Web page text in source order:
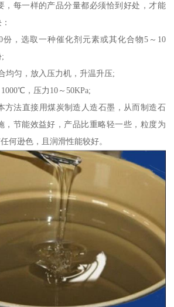
，每一样的产品分量都必须恰到好处，才能
份，选取一种催化剂元素或其化合物5～10
均匀，放入压力机，升温升压;
，压力10～50KPa;
方法直接用煤炭制造人造石墨，从而制造石
，节能效益好，产品比重略轻一些，粒度为
何逊色，且润滑性能较好。